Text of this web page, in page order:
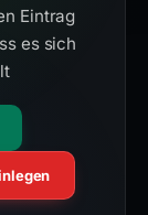
Eintrag
es sich